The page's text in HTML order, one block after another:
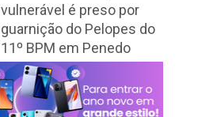
vulnerável é preso por
guarnição do Pelopes do
11º BPM em Penedo